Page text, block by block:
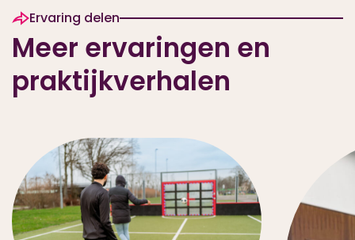
Ervaring delen
Meer ervaringen en
praktijkverhalen